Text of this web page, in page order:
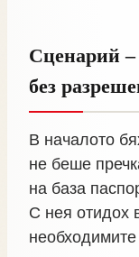
Сценарий –
без
В началото
не беше
на база
С нея отидох